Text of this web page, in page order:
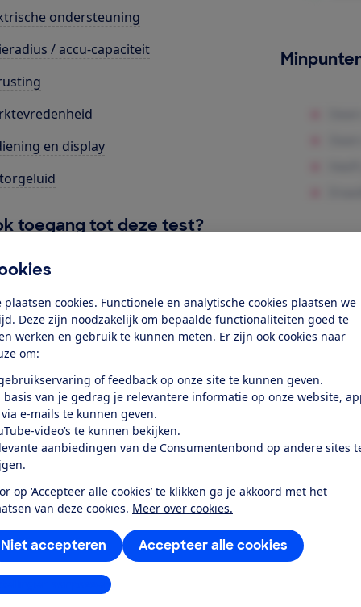
plaatsen cookies. Functionele en analytische cookies plaatsen we
Deze zijn noodzakelijk om bepaalde functionaliteiten goed te
werken en gebruik te kunnen meten. Er zijn ook cookies naar
om:
of feedback op onze site te kunnen geven.
basis van je gedrag je relevantere informatie op onze website,
e-mails te kunnen geven.
video’s te kunnen bekijken.
aanbiedingen van de Consumentenbond op andere sites
op ‘Accepteer alle cookies’ te klikken ga je akkoord met het
van deze cookies. Meer over cookies.
Accepteer alle cookies
Niet accepteren
aanpassen
ondersteuning
/ accu-capaciteit
en display
toegang tot deze test?
Al lid? Log in
je ver fietsen op een
of de e-bike op rolletjes